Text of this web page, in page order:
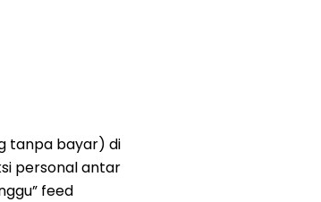
tanpa bayar) di
personal antar
feed